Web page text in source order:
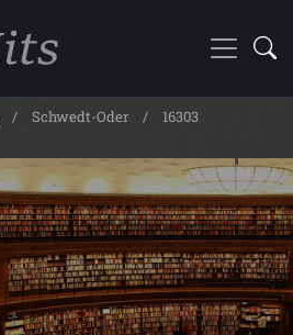
Schwedt-Oder 16303